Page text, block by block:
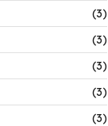
(3)
(3)
(3)
(3)
(3)